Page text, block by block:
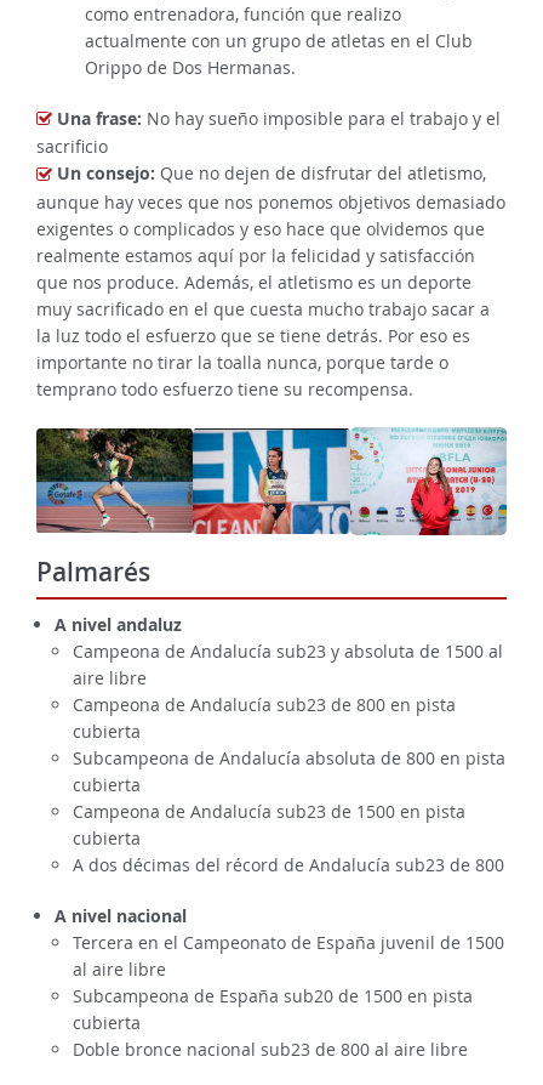
como entrenadora, función que realizo
actualmente con un grupo de atletas en el Club
Orippo de Dos Hermanas.
Una frase: No hay sueño imposible para el trabajo y el
sacrificio
Un consejo: Que no dejen de disfrutar del atletismo,
aunque hay veces que nos ponemos objetivos demasiado
exigentes o complicados y eso hace que olvidemos que
realmente estamos aquí por la felicidad y satisfacción
que nos produce. Además, el atletismo es un deporte
muy sacrificado en el que cuesta mucho trabajo sacar a
la luz todo el esfuerzo que se tiene detrás. Por eso es
importante no tirar la toalla nunca, porque tarde o
temprano todo esfuerzo tiene su recompensa.
Palmarés
A nivel andaluz
Campeona de Andalucía sub23 y absoluta de 1500 al
aire libre
Campeona de Andalucía sub23 de 800 en pista
cubierta
Subcampeona de Andalucía absoluta de 800 en pista
cubierta
Campeona de Andalucía sub23 de 1500 en pista
cubierta
A dos décimas del récord de Andalucía sub23 de 800
A nivel nacional
Tercera en el Campeonato de España juvenil de 1500
al aire libre
Subcampeona de España sub20 de 1500 en pista
cubierta
Doble bronce nacional sub23 de 800 al aire libre